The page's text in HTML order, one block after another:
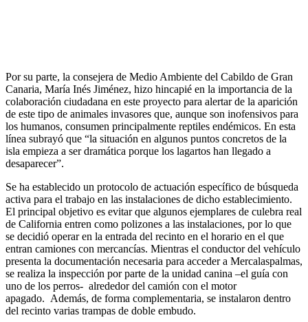
Por su parte, la consejera de Medio Ambiente del Cabildo de Gran
Canaria, María Inés Jiménez, hizo hincapié en la importancia de la
colaboración ciudadana en este proyecto para alertar de la aparición
de este tipo de animales invasores que, aunque son inofensivos para
los humanos, consumen principalmente reptiles endémicos. En esta
línea subrayó que “la situación en algunos puntos concretos de la
isla empieza a ser dramática porque los lagartos han llegado a
desaparecer”.
Se ha establecido un protocolo de actuación específico de búsqueda
activa para el trabajo en las instalaciones de dicho establecimiento.
El principal objetivo es evitar que algunos ejemplares de culebra real
de California entren como polizones a las instalaciones, por lo que
se decidió operar en la entrada del recinto en el horario en el que
entran camiones con mercancías. Mientras el conductor del vehículo
presenta la documentación necesaria para acceder a Mercalaspalmas,
se realiza la inspección por parte de la unidad canina –el guía con
uno de los perros- alrededor del camión con el motor
apagado. Además, de forma complementaria, se instalaron dentro
del recinto varias trampas de doble embudo.